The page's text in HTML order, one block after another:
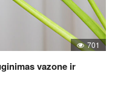
701
vazone ir